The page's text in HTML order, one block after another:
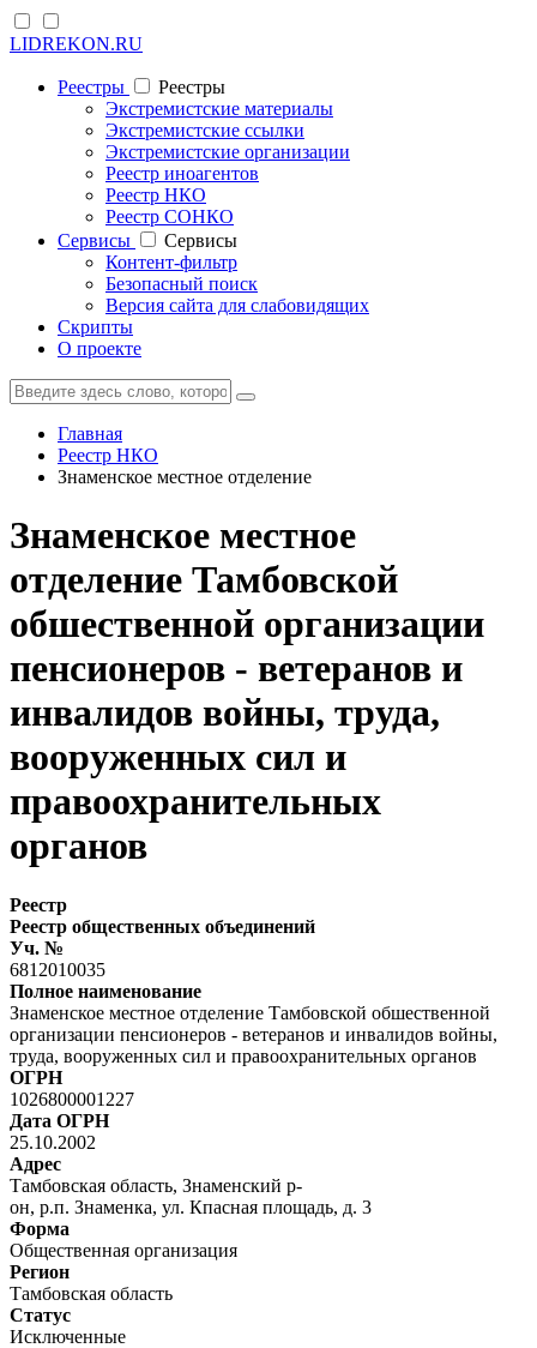
LIDREKON.RU
Реестры
Реестры
Экстремистские материалы
Экстремистские ссылки
Экстремистские организации
Реестр иноагентов
Реестр НКО
Реестр СОНКО
Cервисы
Cервисы
Контент-фильтр
Безопасный поиск
Версия сайта для слабовидящих
Скрипты
О проекте
Главная
Реестр НКО
Знаменское местное отделение
Знаменское местное
отделение Тамбовской
обшественной организации
пенсионеров - ветеранов и
инвалидов войны, труда,
вооруженных сил и
правоохранительных
органов
Реестр
Реестр общественных объединений
Уч. №
6812010035
Полное наименование
Знаменское местное отделение Тамбовской обшественной
организации пенсионеров - ветеранов и инвалидов войны,
труда, вооруженных сил и правоохранительных органов
ОГРН
1026800001227
Дата ОГРН
25.10.2002
Адрес
Тамбовская область, Знаменский р-
он, р.п. Знаменка, ул. Кпасная площадь, д. 3
Форма
Общественная организация
Регион
Тамбовская область
Статус
Исключенные